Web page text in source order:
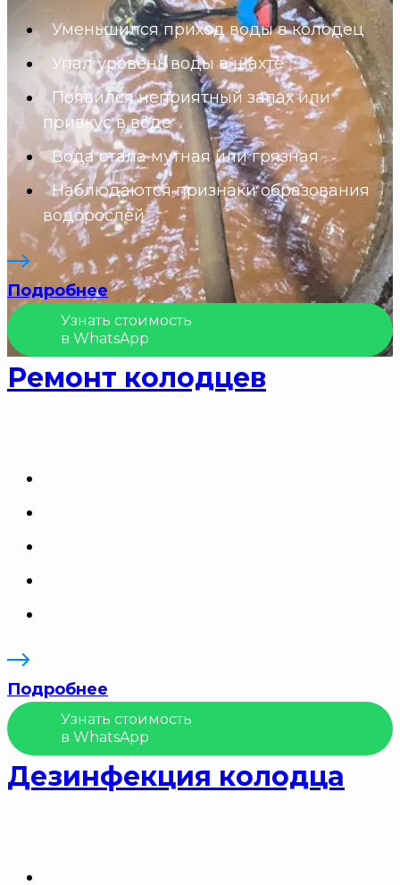
Уменьшился приход воды в колодец
Упал уровень воды в шахте
Появился неприятный запах или
привкус в воде
Вода стала мутная или грязная
Наблюдаются признаки образования
водорослей
Подробнее
Узнать стоимость
в WhatsApp
Ремонт колодцев
Подробнее
Узнать стоимость
в WhatsApp
Дезинфекция колодца